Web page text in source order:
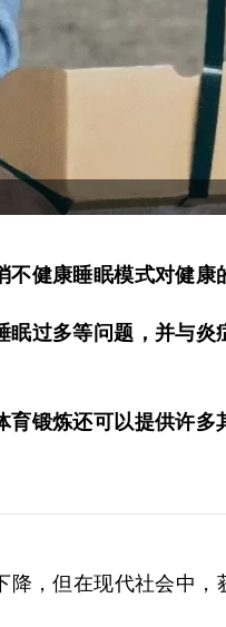
健康睡眠模式对健康
过多等问题，并与炎
育锻炼还可以提供许多
，但在现代社会中，